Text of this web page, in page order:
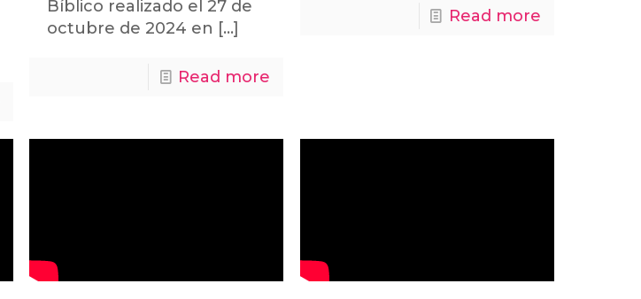
Bíblico realizado el 27 de
octubre de 2024 en […]
Read more
Read more